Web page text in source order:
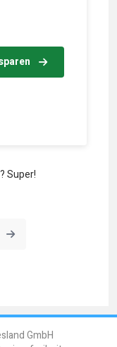
Super!
GmbH